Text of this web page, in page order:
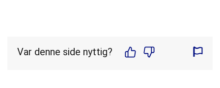
Var denne side nyttig?